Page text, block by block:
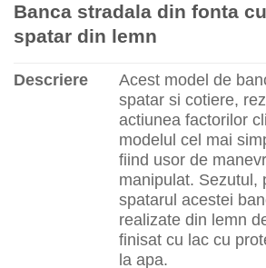
Banca stradala din fonta
spatar din lemn
Descriere
Acest model de
spatar si cotiere,
actiunea factorilor
modelul cel mai
fiind usor de
manipulat. Sezutul,
spatarul acestei
realizate din lemn
finisat cu lac cu
la apa.